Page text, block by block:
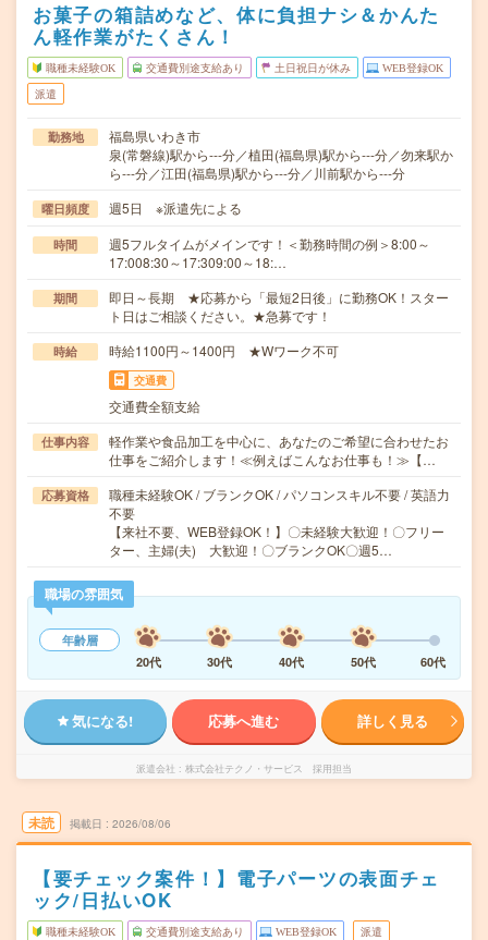
お菓子の箱詰めなど、体に負担ナシ＆かんた
ん軽作業がたくさん！
職種未経験OK 交通費別途支給あり 土日祝日が休み WEB登録OK
派遣
勤務地
福島県いわき市
泉(常磐線)駅から---分／植田(福島県)駅から---分／勿来駅か
ら---分／江田(福島県)駅から---分／川前駅から---分
曜日頻度 週5日 ※派遣先による
時間
週5フルタイムがメインです！＜勤務時間の例＞8:00～
17:008:30～17:309:00～18:…
期間
即日～長期 ★応募から「最短2日後」に勤務OK！スター
ト日はご相談ください。★急募です！
時給 時給1100円～1400円 ★Wワーク不可
交通費
交通費全額支給
仕事内容
軽作業や食品加工を中心に、あなたのご希望に合わせたお
仕事をご紹介します！≪例えばこんなお仕事も！≫【…
応募資格
職種未経験OK / ブランクOK / パソコンスキル不要 / 英語力
不要
【来社不要、WEB登録OK！】〇未経験大歓迎！〇フリー
ター、主婦(夫) 大歓迎！〇ブランクOK〇週5…
職場の雰囲気
年齢層
20代
30代 40代 50代 60代
気になる! 応募へ進む 詳しく見る
派遣会社 株式会社テクノ・サービス 採用担当
未読 掲載日 2026/08/06
【要チェック案件！】電子パーツの表面チェ
ック/日払いOK
職種未経験OK 交通費別途支給あり WEB登録OK 派遣